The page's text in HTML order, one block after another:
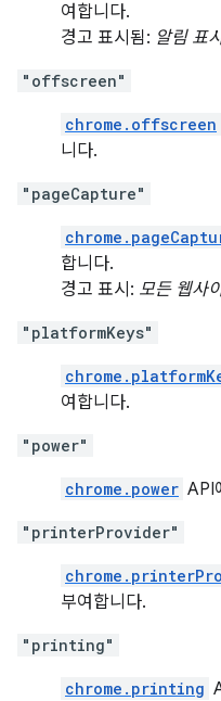
여합니다.
경고 표시됨: 알림 표
"offscreen"
chrome.offscreen
니다.
"pageCapture"
합니다.
경고 표시: 모든 웹사
"platformKeys"
여합니다.
"power"
chrome.power API
"printerProvider"
부여합니다.
"printing"
chrome.printing